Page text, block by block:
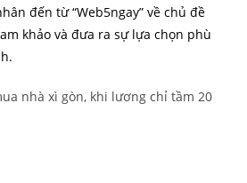
đến từ “Web5ngay” về chủ đề
khảo và đưa ra sự lựa chọn phù
nhà xì gòn, khi lương chỉ tầm 20